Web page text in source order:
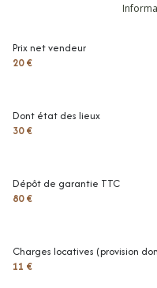
Prix net vendeur
20 €
Dont état des lieux
30 €
Dépôt de garantie TTC
80 €
Charges locatives (provision
11 €